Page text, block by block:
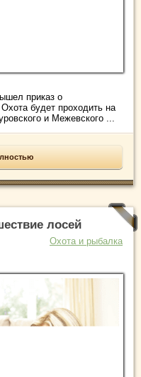
приказ о
будет проходить на
и Межевского ...
лосей
Охота и рыбалка